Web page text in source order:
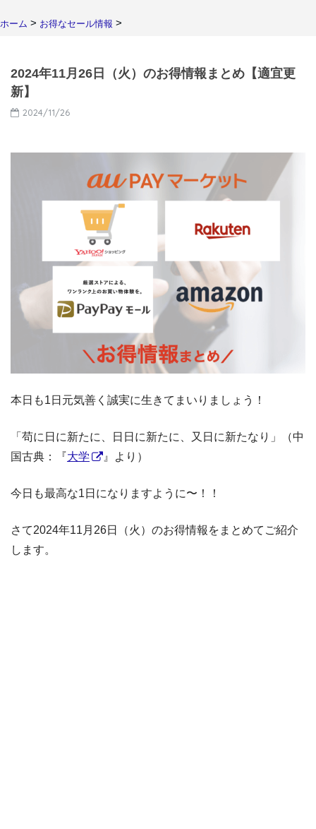
ホーム > お得なセール情報 >
2024年11月26日（火）のお得情報まとめ【適宜更
新】
2024/11/26
本日も1日元気善く誠実に生きてまいりましょう！
「苟に日に新たに、日日に新たに、又日に新たなり」（中
国古典：『 大学 』より）
今日も最高な1日になりますように〜！！
さて2024年11月26日（火）のお得情報をまとめてご紹介
します。